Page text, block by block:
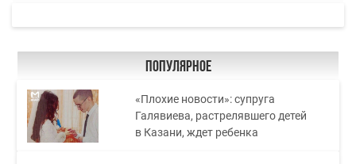
Популярное
«Плохие новости»: супруга
Галявиева, растрелявшего детей
в Казани, ждет ребенка